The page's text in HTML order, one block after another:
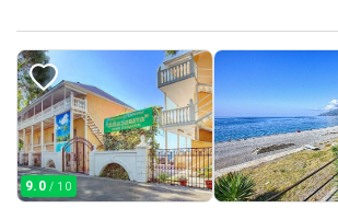
9.0 / 10